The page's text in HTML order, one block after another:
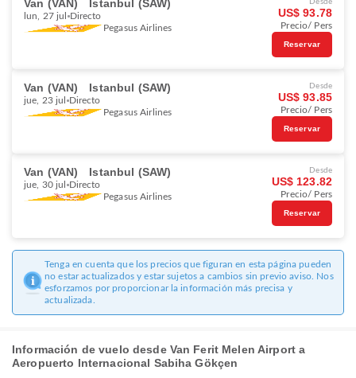
Van (VAN) Istanbul (SAW)
lun, 27 jul
Directo
Pegasus Airlines
Desde
US$ 93.78
Precio/ Pers
Reservar
Van (VAN) Istanbul (SAW)
jue, 23 jul
Directo
Pegasus Airlines
Desde
US$ 93.85
Precio/ Pers
Reservar
Van (VAN) Istanbul (SAW)
jue, 30 jul
Directo
Pegasus Airlines
Desde
US$ 123.82
Precio/ Pers
Reservar
Tenga en cuenta que los precios que figuran en esta página pueden
no estar actualizados y estar sujetos a cambios sin previo aviso. Nos
esforzamos por proporcionar la información más precisa y
actualizada.
Información de vuelo desde Van Ferit Melen Airport a
Aeropuerto Internacional Sabiha Gökçen